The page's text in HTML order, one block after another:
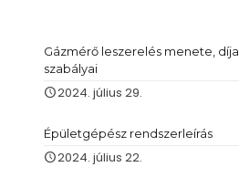
Gázmérő leszerelés menete, díja,
szabályai
2024. július 29.
Épületgépész rendszerleírás
2024. július 22.